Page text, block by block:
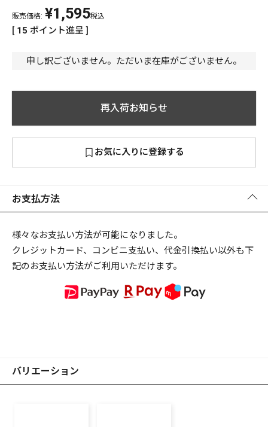
PREMIUM ［ オンライン限定 ］
2026NEW PRODUCTS
新作
リセット この内容で検索する
申し訳ございません。ただいま在庫がございません。
販売価格: ¥1,595税込
[ 15 ポイント進呈 ]
再入荷お知らせ
お気に入りに登録する
お支払方法
様々なお支払い方法が可能になりました。
クレジットカード、コンビニ支払い、代金引換払い以外も下
記のお支払い方法がご利用いただけます。
バリエーション